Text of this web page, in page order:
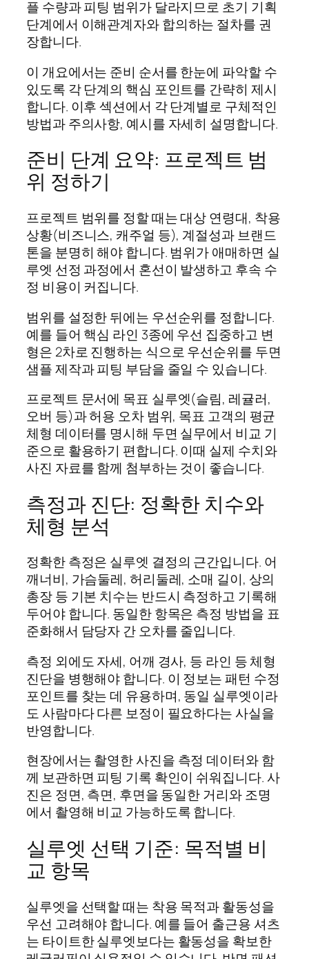
플 수량과 피팅 범위가 달라지므로 초기 기획
단계에서 이해관계자와 합의하는 절차를 권
장합니다.
이 개요에서는 준비 순서를 한눈에 파악할 수
있도록 각 단계의 핵심 포인트를 간략히 제시
합니다. 이후 섹션에서 각 단계별로 구체적인
방법과 주의사항, 예시를 자세히 설명합니다.
준비 단계 요약: 프로젝트 범
위 정하기
프로젝트 범위를 정할 때는 대상 연령대, 착용
상황(비즈니스, 캐주얼 등), 계절성과 브랜드
톤을 분명히 해야 합니다. 범위가 애매하면 실
루엣 선정 과정에서 혼선이 발생하고 후속 수
정 비용이 커집니다.
범위를 설정한 뒤에는 우선순위를 정합니다.
예를 들어 핵심 라인 3종에 우선 집중하고 변
형은 2차로 진행하는 식으로 우선순위를 두면
샘플 제작과 피팅 부담을 줄일 수 있습니다.
프로젝트 문서에 목표 실루엣(슬림, 레귤러,
오버 등)과 허용 오차 범위, 목표 고객의 평균
체형 데이터를 명시해 두면 실무에서 비교 기
준으로 활용하기 편합니다. 이때 실제 수치와
사진 자료를 함께 첨부하는 것이 좋습니다.
측정과 진단: 정확한 치수와
체형 분석
정확한 측정은 실루엣 결정의 근간입니다. 어
깨너비, 가슴둘레, 허리둘레, 소매 길이, 상의
총장 등 기본 치수는 반드시 측정하고 기록해
두어야 합니다. 동일한 항목은 측정 방법을 표
준화해서 담당자 간 오차를 줄입니다.
측정 외에도 자세, 어깨 경사, 등 라인 등 체형
진단을 병행해야 합니다. 이 정보는 패턴 수정
포인트를 찾는 데 유용하며, 동일 실루엣이라
도 사람마다 다른 보정이 필요하다는 사실을
반영합니다.
현장에서는 촬영한 사진을 측정 데이터와 함
께 보관하면 피팅 기록 확인이 쉬워집니다. 사
진은 정면, 측면, 후면을 동일한 거리와 조명
에서 촬영해 비교 가능하도록 합니다.
실루엣 선택 기준: 목적별 비
교 항목
실루엣을 선택할 때는 착용 목적과 활동성을
우선 고려해야 합니다. 예를 들어 출근용 셔츠
는 타이트한 실루엣보다는 활동성을 확보한